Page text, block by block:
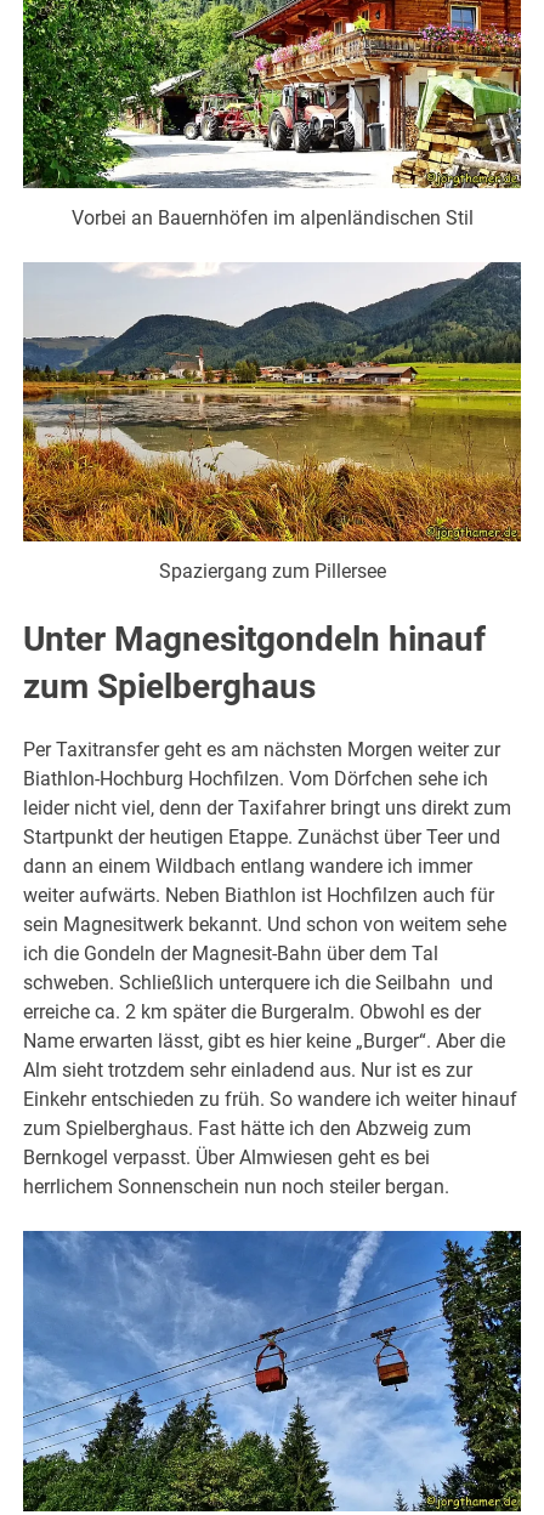
Vorbei an Bauernhöfen im alpenländischen Stil
Spaziergang zum Pillersee
Unter Magnesitgondeln hinauf
zum Spielberghaus
Per Taxitransfer geht es am nächsten Morgen weiter zur
Biathlon-Hochburg Hochfilzen. Vom Dörfchen sehe ich
leider nicht viel, denn der Taxifahrer bringt uns direkt zum
Startpunkt der heutigen Etappe. Zunächst über Teer und
dann an einem Wildbach entlang wandere ich immer
weiter aufwärts. Neben Biathlon ist Hochfilzen auch für
sein Magnesitwerk bekannt. Und schon von weitem sehe
ich die Gondeln der Magnesit-Bahn über dem Tal
schweben. Schließlich unterquere ich die Seilbahn und
erreiche ca. 2 km später die Burgeralm. Obwohl es der
Name erwarten lässt, gibt es hier keine „Burger“. Aber die
Alm sieht trotzdem sehr einladend aus. Nur ist es zur
Einkehr entschieden zu früh. So wandere ich weiter hinauf
zum Spielberghaus. Fast hätte ich den Abzweig zum
Bernkogel verpasst. Über Almwiesen geht es bei
herrlichem Sonnenschein nun noch steiler bergan.